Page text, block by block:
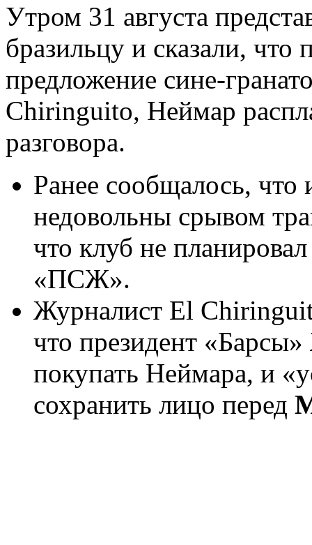
Утром 31 августа
бразильцу и сказали,
предложение сине-
Chiringuito, Неймар
разговора.
Ранее сообщалось, что
недовольны срывом
что клуб не
«ПСЖ».
Журналист El
что президент «Барсы»
покупать Неймара, и
сохранить лицо перед